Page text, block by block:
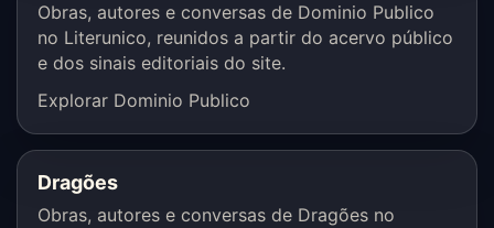
Obras, autores e conversas de Dominio Publico
no Literunico, reunidos a partir do acervo público
e dos sinais editoriais do site.
Explorar Dominio Publico
Dragões
Obras, autores e conversas de Dragões no